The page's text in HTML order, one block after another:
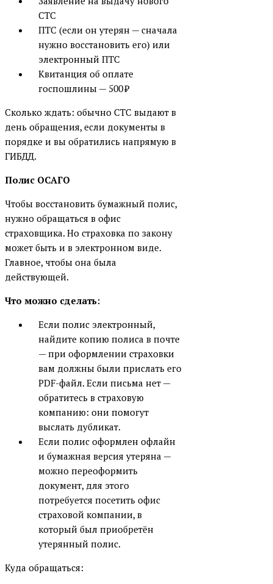
СТС
ПТС (если он утерян — сначала
нужно восстановить его) или
электронный ПТС
Квитанция об оплате
госпошлины — 500 ₽
Сколько ждать: обычно СТС выдают в
день обращения, если документы в
порядке и вы обратились напрямую в
ГИБДД.
Полис ОСАГО
Чтобы восстановить бумажный полис,
нужно обращаться в офис
страховщика. Но страховка по закону
может быть и в электронном виде.
Главное, чтобы она была
действующей.
Что можно сделать:
Если полис электронный,
найдите копию полиса в почте
— при оформлении страховки
вам должны были прислать его
PDF-файл. Если письма нет —
обратитесь в страховую
компанию: они помогут
выслать дубликат.
Если полис оформлен офлайн
и бумажная версия утеряна —
можно переоформить
документ, для этого
потребуется посетить офис
страховой компании, в
который был приобретён
утерянный полис.
Куда обращаться: